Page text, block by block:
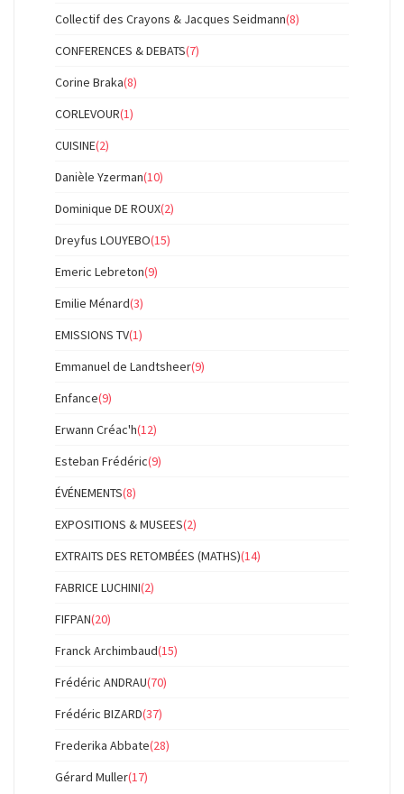
Collectif des Crayons & Jacques Seidmann(8)
CONFERENCES & DEBATS(7)
Corine Braka(8)
CORLEVOUR(1)
CUISINE(2)
Danièle Yzerman(10)
Dominique DE ROUX(2)
Dreyfus LOUYEBO(15)
Emeric Lebreton(9)
Emilie Ménard(3)
EMISSIONS TV(1)
Emmanuel de Landtsheer(9)
Enfance(9)
Erwann Créac'h(12)
Esteban Frédéric(9)
ÉVÉNEMENTS(8)
EXPOSITIONS & MUSEES(2)
EXTRAITS DES RETOMBÉES (MATHS)(14)
FABRICE LUCHINI(2)
FIFPAN(20)
Franck Archimbaud(15)
Frédéric ANDRAU(70)
Frédéric BIZARD(37)
Frederika Abbate(28)
Gérard Muller(17)